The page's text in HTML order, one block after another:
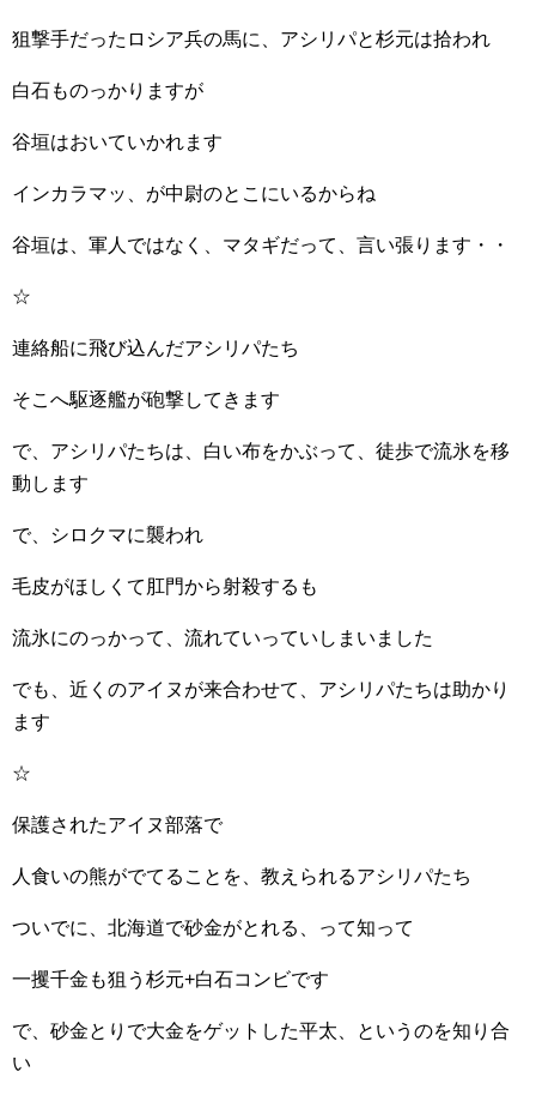
狙撃手だったロシア兵の馬に、アシリパと杉元は拾われ
白石ものっかりますが
谷垣はおいていかれます
インカラマッ、が中尉のとこにいるからね
谷垣は、軍人ではなく、マタギだって、言い張ります・・
☆
連絡船に飛び込んだアシリパたち
そこへ駆逐艦が砲撃してきます
で、アシリパたちは、白い布をかぶって、徒歩で流氷を移
動します
で、シロクマに襲われ
毛皮がほしくて肛門から射殺するも
流氷にのっかって、流れていっていしまいました
でも、近くのアイヌが来合わせて、アシリパたちは助かり
ます
☆
保護されたアイヌ部落で
人食いの熊がでてることを、教えられるアシリパたち
ついでに、北海道で砂金がとれる、って知って
一攫千金も狙う杉元+白石コンビです
で、砂金とりで大金をゲットした平太、というのを知り合
い